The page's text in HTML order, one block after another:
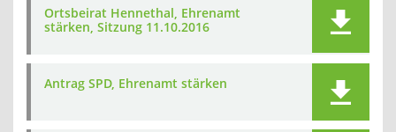
Ortsbeirat Hennethal, Ehrenamt
stärken, Sitzung 11.10.2016
Antrag SPD, Ehrenamt stärken